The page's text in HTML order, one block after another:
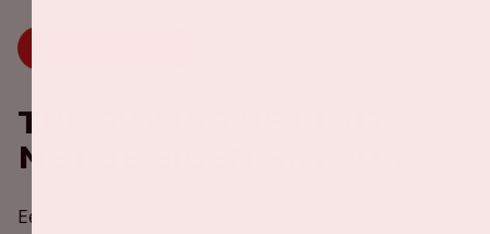
The sky is the limit
met je eigen skybox
Een wedstrijd vol spanning: vanuit een skybox in de